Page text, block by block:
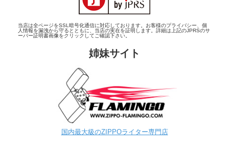
当店は全ページをSSL暗号化通信に対応しております。お客様のプライバシー、個
人情報を漏洩から守るとともに、当店の実在を証明します。詳細は上記のJPRSのサ
ーバー証明書画像をクリックしてご確認下さい。
姉妹サイト
国内最大級のZIPPOライター専門店